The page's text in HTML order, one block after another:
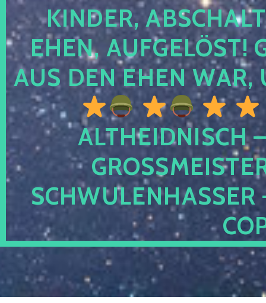
NDER,
EN, AUFGELÖST!
S DEN EHEN WAR,
ALTHEIDNISCH
CHWULENHASSER